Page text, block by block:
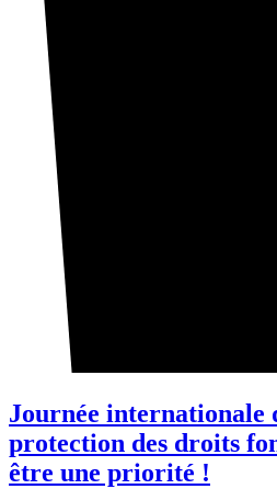
Journée internationale
protection des droits
être une priorité !